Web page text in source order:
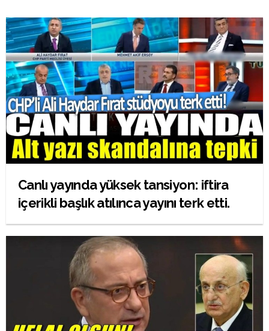
Canlı yayında yüksek tansiyon: iftira
içerikli başlık atılınca yayını terk etti.